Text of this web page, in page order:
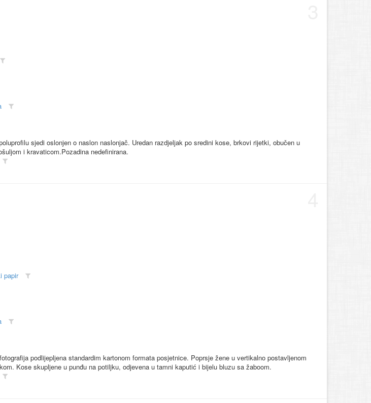
sjedi oslonjen o naslon naslonjač. Uredan razdjeljak po sredini kose, brkovi rijetki, obučen u
i kravaticom.Pozadina nedefinirana.
papir
podlijepljena standardim kartonom formata posjetnice. Poprsje žene u vertikalno postavljenom
Kose skupljene u punđu na potiljku, odjevena u tamni kaputić i bijelu bluzu sa žaboom.